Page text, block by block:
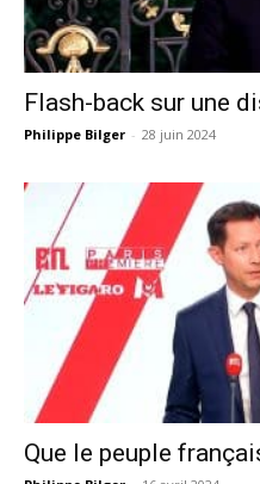
Flash-back sur une
Philippe Bilger - 28 juin 2024
Que le peuple